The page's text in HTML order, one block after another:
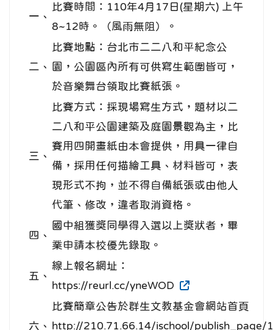
一、
比賽時間：110年4月17日(星期六) 上午
8~12時。（風雨無阻）。
二、
比賽地點：台北市二二八和平紀念公
園，公園區內所有可供寫生範圍皆可，
於音樂舞台領取比賽紙張。
三、
比賽方式：採現場寫生方式，題材以二
二八和平公園建築及庭園景觀為主，比
賽用四開畫紙由本會提供，用具一律自
備，採用任何描繪工具、材料皆可，表
現形式不拘，並不得自備紙張或由他人
代筆、修改，違者取消資格。
四、
國中組獲獎同學得入選以上獎狀者，畢
業申請本校優先錄取。
五、
線上報名網址：
https://reurl.cc/yneWOD
六、
比賽簡章公告於群生文教基金會網站首頁
http://210.71.66.14/ischool/publish_page/